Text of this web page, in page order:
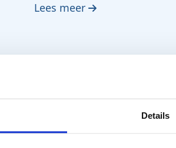
Details
Lees meer